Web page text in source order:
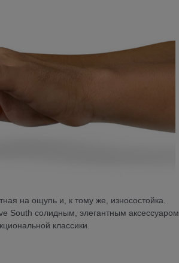
на ощупь и, к тому же, износостойка.
South солидным, элегантным аксессуаром,
классики.